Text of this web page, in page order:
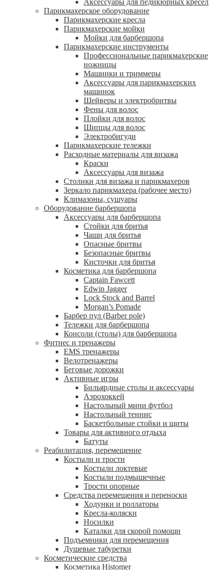
Аксессуары для педикюрных кресел
Парикмахерское оборудование
Парикмахерские кресла
Парикмахерские мойки
Мойки для барбершопа
Парикмахерские инструменты
Профессиональные парикмахерские
ножницы
Машинки и триммеры
Аксессуары для парикмахерских
машинок
Шейверы и электробритвы
Фены для волос
Плойки для волос
Щипцы для волос
Электробигуди
Парикмахерские тележки
Расходные материалы для визажа
Краски
Аксессуары для визажа
Столики для визажа и парикмахеров
Зеркало парикмахера (рабочее место)
Климазоны, сушуары
Оборудование барбершопа
Аксессуары для барбершопа
Стойки для бритья
Чаши для бритья
Опасные бритвы
Безопасные бритвы
Кисточки для бритья
Косметика для барбершопа
Captain Fawcett
Edwin Jagger
Lock Stock and Barrel
Morgan’s Pomade
Барбер пул (Barber pole)
Тележки для барбершопа
Консоли (столы) для барбершопа
Фитнес и тренажеры
EMS тренажеры
Велотренажеры
Беговые дорожки
Активные игры
Бильярдные столы и аксессуары
Аэрохоккей
Настольный мини футбол
Настольный теннис
Баскетбольные стойки и щиты
Товары для активного отдыха
Батуты
Реабилитация, перемещение
Костыли и трости
Костыли локтевые
Костыли подмышечные
Трости опорные
Средства перемещения и переноски
Ходунки и роллаторы
Кресла-коляски
Носилки
Каталки для скорой помощи
Подъемники для перемещения
Душевые табуретки
Косметические средства
Косметика Histomer